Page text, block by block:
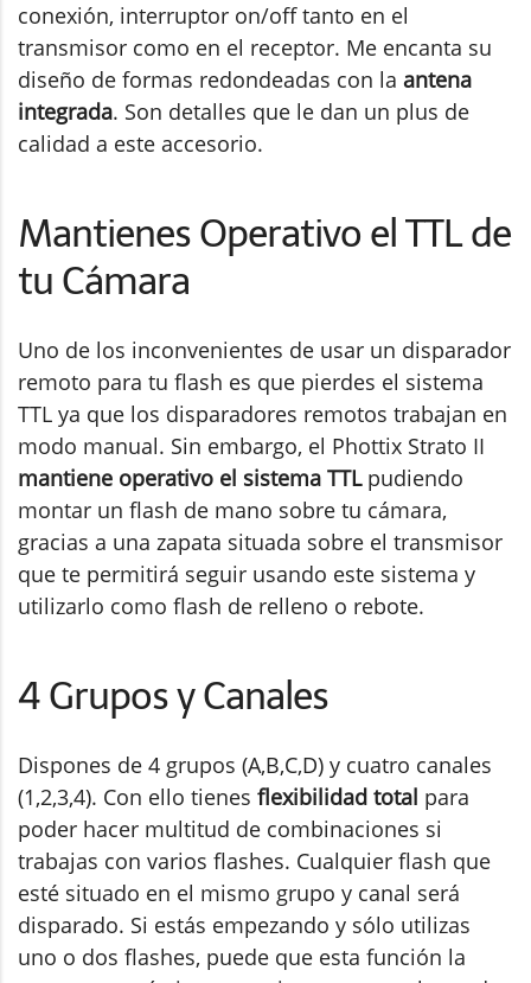
conexión, interruptor on/off tanto en el
transmisor como en el receptor. Me encanta su
diseño de formas redondeadas con la antena
integrada. Son detalles que le dan un plus de
calidad a este accesorio.
Mantienes Operativo el TTL de
tu Cámara
Uno de los inconvenientes de usar un disparador
remoto para tu flash es que pierdes el sistema
TTL ya que los disparadores remotos trabajan en
modo manual. Sin embargo, el Phottix Strato II
mantiene operativo el sistema TTLpudiendo
montar un flash de mano sobre tu cámara,
gracias a una zapata situada sobre el transmisor
que te permitirá seguir usando este sistema y
utilizarlo como flash de relleno o rebote.
4 Grupos y Canales
Dispones de 4 grupos (A,B,C,D) y cuatro canales
(1,2,3,4). Con ello tienes flexibilidad total para
poder hacer multitud de combinaciones si
trabajas con varios flashes. Cualquier flash que
esté situado en el mismo grupo y canal será
disparado. Si estás empezando y sólo utilizas
uno o dos flashes, puede que esta función la